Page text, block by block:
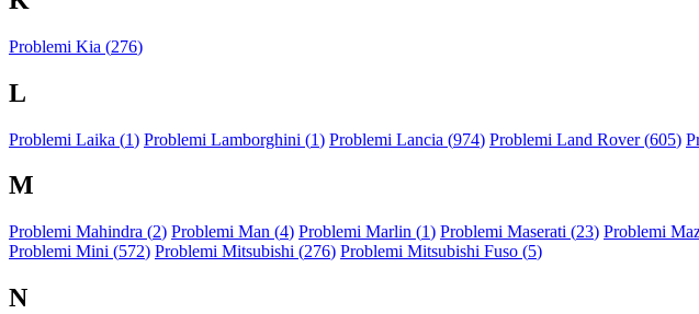
Problemi Kia (276)
L
Problemi Laika (1) Problemi Lamborghini (1) Problemi Lancia (974) Problemi Land Rover (605)
M
Problemi Mahindra (2) Problemi Man (4) Problemi Marlin (1) Problemi Maserati (23) Problemi
Problemi Mini (572) Problemi Mitsubishi (276) Problemi Mitsubishi Fuso (5)
N